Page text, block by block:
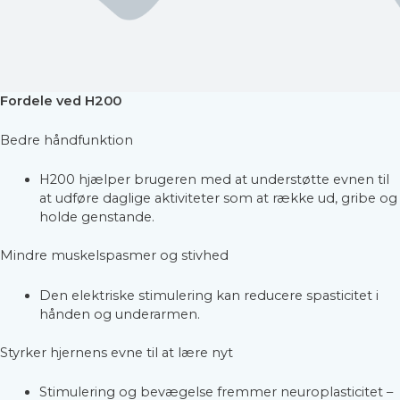
Fordele ved H200
Bedre håndfunktion
H200 hjælper brugeren med at understøtte evnen til
at udføre daglige aktiviteter som at række ud, gribe og
holde genstande.
Mindre muskelspasmer og stivhed
Den elektriske stimulering kan reducere spasticitet i
hånden og underarmen.
Styrker hjernens evne til at lære nyt
Stimulering og bevægelse fremmer neuroplasticitet –